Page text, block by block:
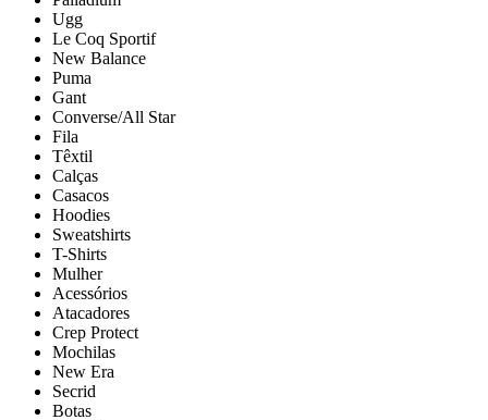
Ugg
Le Coq Sportif
New Balance
Puma
Gant
Converse/All Star
Fila
Têxtil
Calças
Casacos
Hoodies
Sweatshirts
T-Shirts
Mulher
Acessórios
Atacadores
Crep Protect
Mochilas
New Era
Secrid
Botas